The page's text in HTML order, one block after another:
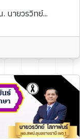
นายวรวิทย์...